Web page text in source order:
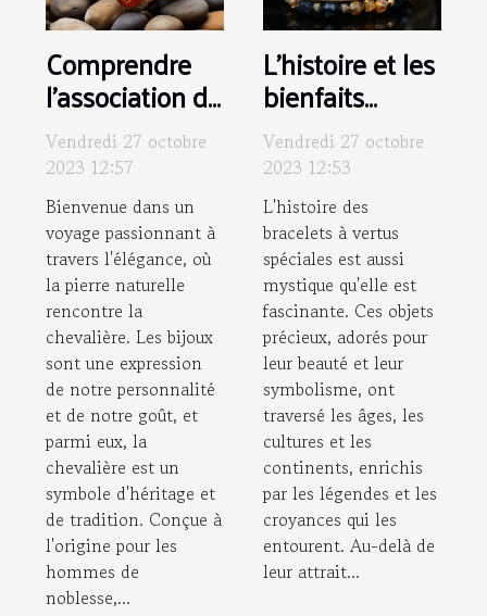
Comprendre
l'association de
la pierre
naturelle et la
chevalière : Un
guide de style
Vendredi 27 octobre
2023 12:57
Bienvenue dans un
voyage passionnant à
travers l'élégance, où
la pierre naturelle
rencontre la
chevalière. Les bijoux
sont une expression
de notre personnalité
et de notre goût, et
parmi eux, la
chevalière est un
symbole d'héritage et
de tradition. Conçue à
l'origine pour les
hommes de
noblesse,...
L'histoire et les
bienfaits
mystiques des
bracelets à
vertus
spéciales
Vendredi 27 octobre
2023 12:53
L'histoire des
bracelets à vertus
spéciales est aussi
mystique qu'elle est
fascinante. Ces objets
précieux, adorés pour
leur beauté et leur
symbolisme, ont
traversé les âges, les
cultures et les
continents, enrichis
par les légendes et les
croyances qui les
entourent. Au-delà de
leur attrait...